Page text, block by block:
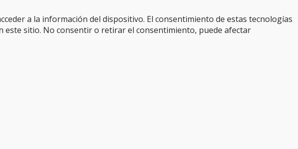
a la información del dispositivo. El consentimiento de estas tecnologías
este sitio. No consentir o retirar el consentimiento, puede afectar